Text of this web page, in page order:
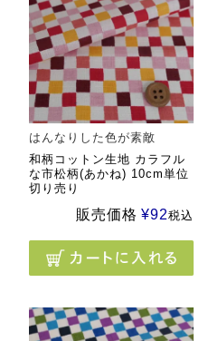
はんなりした色が素敵
和柄コットン生地 カラフル
な市松柄(あかね) 10cm単位
切り売り
販売価格 ¥92税込